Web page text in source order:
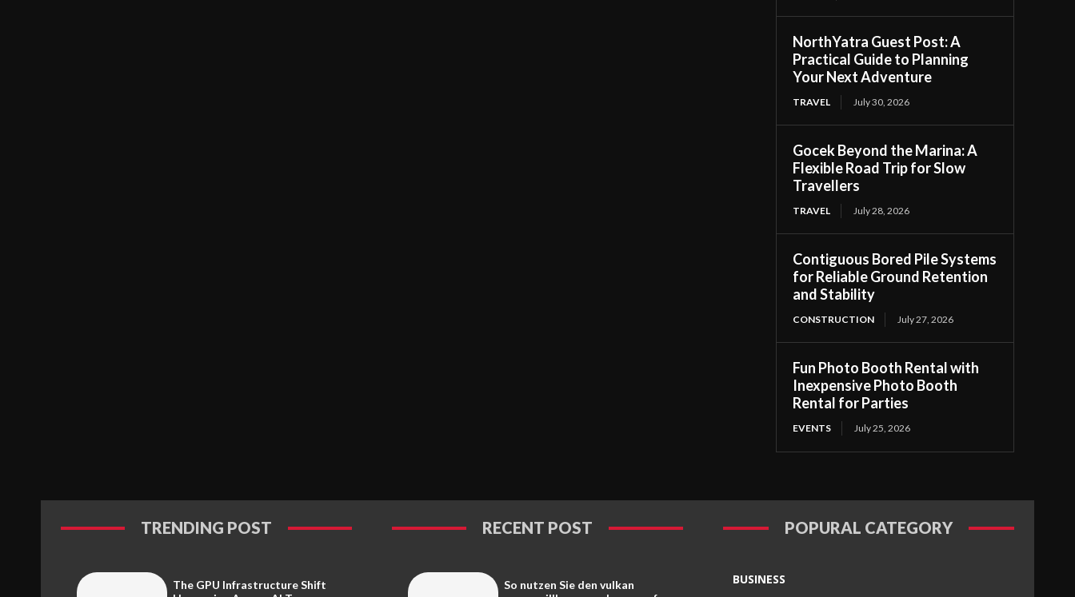
NorthYatra Guest Post: A
Practical Guide to Planning
Your Next Adventure
TRAVEL July 30, 2026
Gocek Beyond the Marina: A
Flexible Road Trip for Slow
Travellers
TRAVEL July 28, 2026
Contiguous Bored Pile Systems
for Reliable Ground Retention
and Stability
CONSTRUCTION July 27, 2026
Fun Photo Booth Rental with
Inexpensive Photo Booth
Rental for Parties
EVENTS July 25, 2026
TRENDING POST
The GPU Infrastructure Shift
RECENT POST
So nutzen Sie den vulkan
POPURAL CATEGORY
BUSINESS